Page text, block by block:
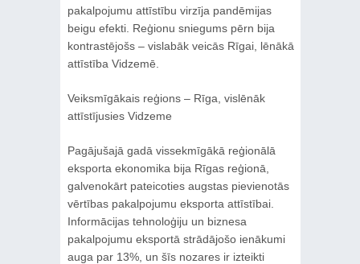
pakalpojumu attīstību virzīja pandēmijas
beigu efekti. Reģionu sniegums pērn bija
kontrastējošs – vislabāk veicās Rīgai, lēnākā
attīstība Vidzemē.
Veiksmīgākais reģions – Rīga, vislēnāk
attīstījusies Vidzeme
Pagājušajā gadā vissekmīgākā reģionālā
eksporta ekonomika bija Rīgas reģionā,
galvenokārt pateicoties augstas pievienotās
vērtības pakalpojumu eksporta attīstībai.
Informācijas tehnoloģiju un biznesa
pakalpojumu eksportā strādājošo ienākumi
auga par 13%, un šīs nozares ir izteikti